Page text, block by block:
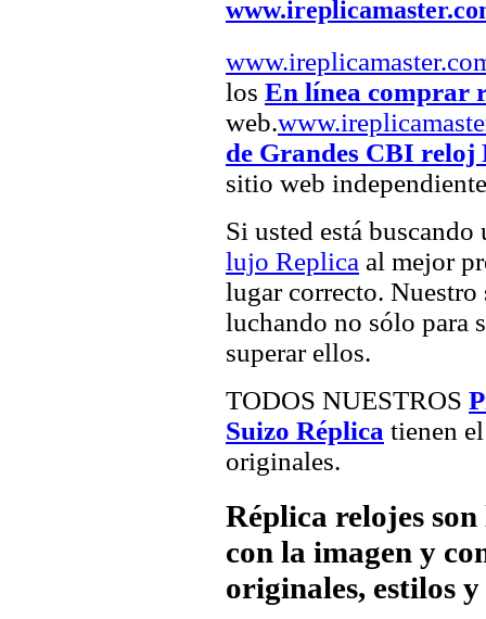
los En línea comprar
web.
de Grandes CBI reloj
sitio web
Si usted está
lujo Replica al mejor
lugar correcto. Nuestro
luchando no sólo para
superar ellos.
TODOS NUESTROS
Suizo Réplica tienen
originales.
Réplica relojes
con la imagen y
originales, estilos